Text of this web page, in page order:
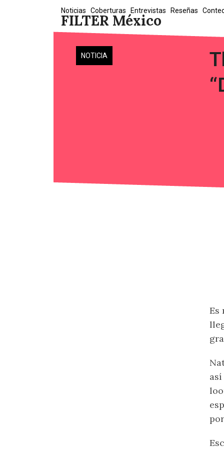
FILTER México
Noticias Coberturas Entrevistas Reseñas
NOTICIA
Es